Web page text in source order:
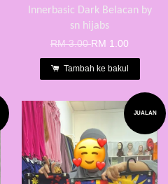
Innerbasic Dark Belacan by
sn hijabs
RM 3.00RM 1.00
Tambah ke bakul
JUALAN